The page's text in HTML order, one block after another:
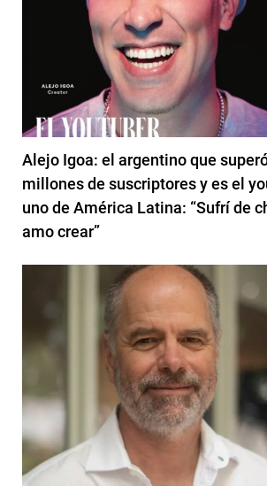
Alejo Igoa: el argentino que
millones de suscriptores y es el
uno de América Latina: “Sufrí de
amo crear”